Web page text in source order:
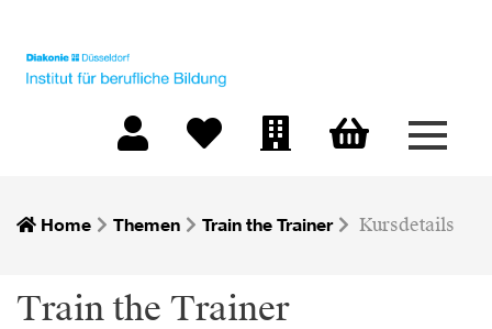
Menü
Home Themen Train the Trainer Kursdetails
Train the Trainer